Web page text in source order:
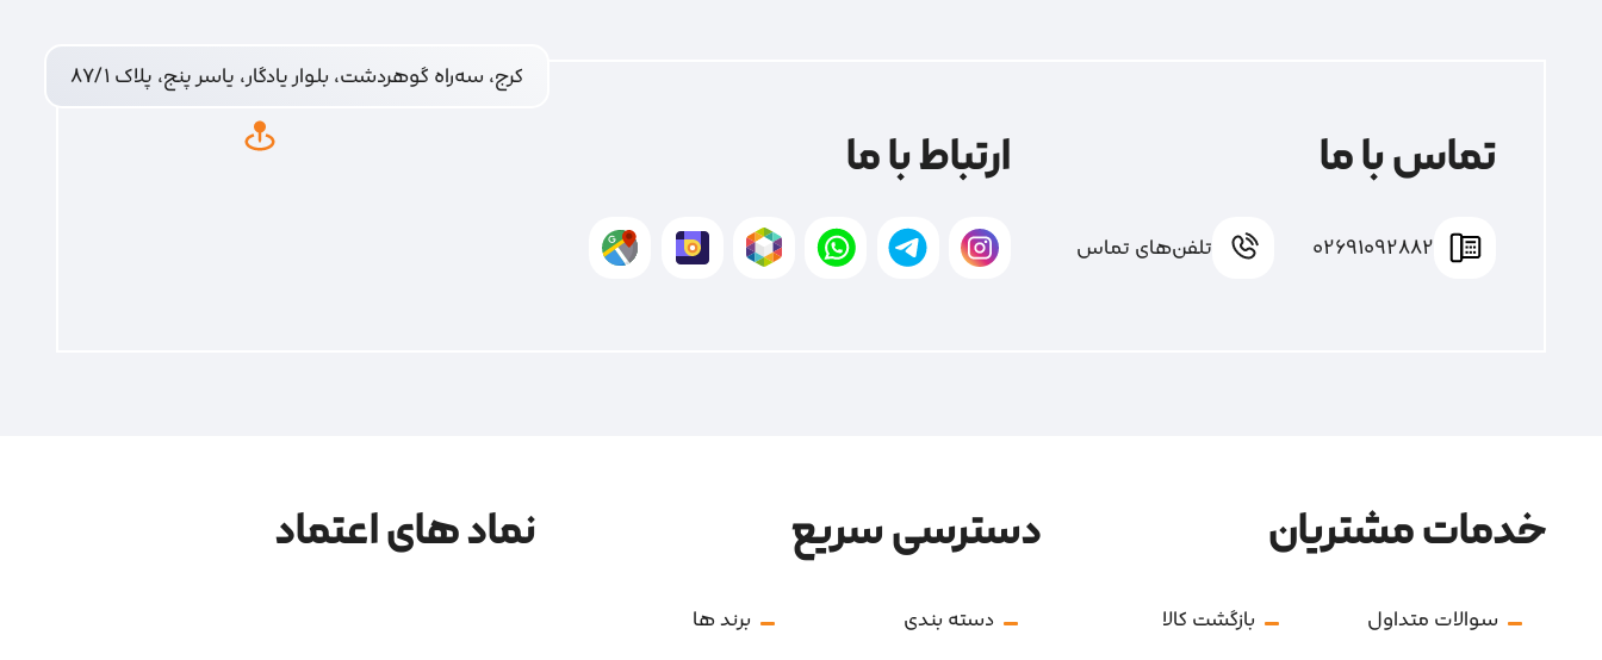
تماس با ما
02691092882 تلفن‌های تماس
ارتباط با ما
کرج، سه‌راه گوهردشت، بلوار یادگار، یاسر پنج، پلاک ۸۷/۱
خدمات مشتریان
سوالات متداول بازگشت کالا
دسترسی سریع
دسته بندی برند ها
نماد های اعتماد